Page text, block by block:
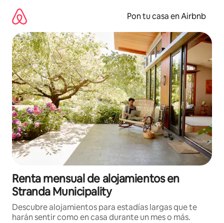
contenido
Pon tu casa en Airbnb
Renta mensual de alojamientos en
Stranda Municipality
Descubre alojamientos para estadías largas que te
harán sentir como en casa durante un mes o más.